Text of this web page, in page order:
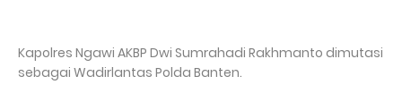
Kapolres Ngawi AKBP Dwi Sumrahadi Rakhmanto dimutasi
sebagai Wadirlantas Polda Banten.